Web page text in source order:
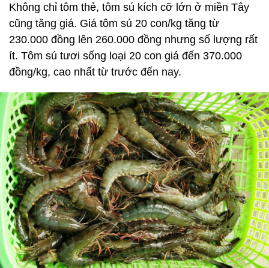
Không chỉ tôm thẻ, tôm sú kích cỡ lớn ở miền Tây
cũng tăng giá. Giá tôm sú 20 con/kg tăng từ
230.000 đồng lên 260.000 đồng nhưng số lượng rất
ít. Tôm sú tươi sống loại 20 con giá đến 370.000
đồng/kg, cao nhất từ trước đến nay.